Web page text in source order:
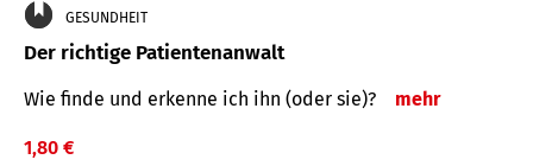
GESUNDHEIT
Der richtige Patientenanwalt
Wie finde und erkenne ich ihn (oder sie)? mehr
1,80 €